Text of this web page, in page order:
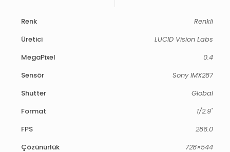
Renk
Renkli
Üretici
LUCID Vision Labs
MegaPixel
0.4
Sensör
Sony IMX287
Shutter
Global
Format
1/2.9"
FPS
286.0
Çözünürlük
728×544